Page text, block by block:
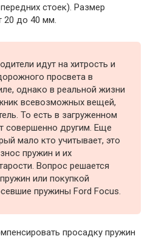
стоек). Размер
20 до 40 мм.
идут на хитрость и
просвета в
однако в реальной жизни
всевозможных вещей,
То есть в загруженном
совершенно другим. Еще
мало кто учитывает, это
пружин и их
Вопрос решается
или покупкой
пружины Ford Focus.
просадку пружин